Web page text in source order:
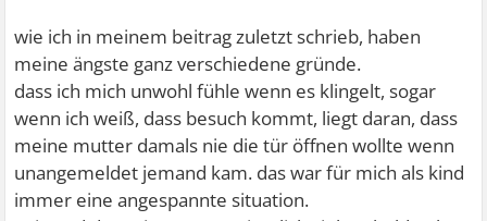
wie ich in meinem beitrag zuletzt schrieb, haben
meine ängste ganz verschiedene gründe.
dass ich mich unwohl fühle wenn es klingelt, sogar
wenn ich weiß, dass besuch kommt, liegt daran, dass
meine mutter damals nie die tür öffnen wollte wenn
unangemeldet jemand kam. das war für mich als kind
immer eine angespannte situation.